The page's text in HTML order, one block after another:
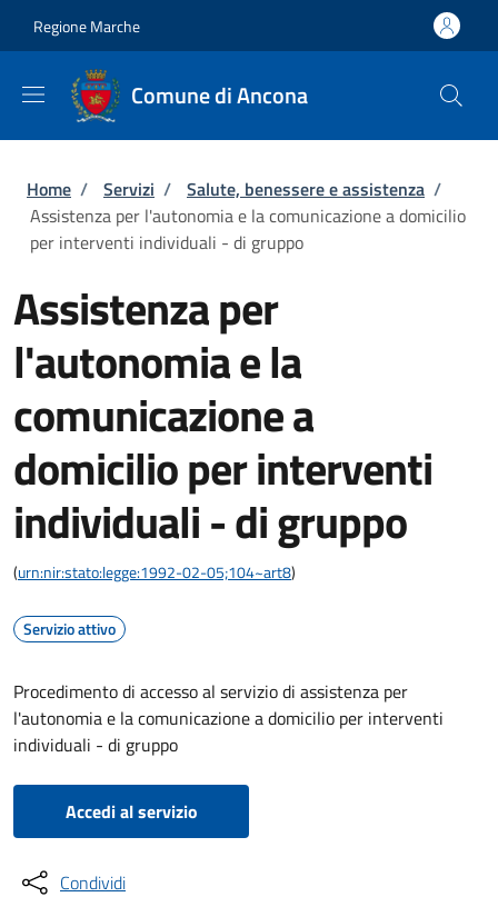
Regione Marche
Comune di Ancona
Briciole di pane
Home / Servizi / Salute, benessere e assistenza /
Assistenza per l'autonomia e la comunicazione a domicilio
per interventi individuali - di gruppo
Assistenza per
l'autonomia e la
comunicazione a
domicilio per interventi
individuali - di gruppo
(urn:nir:stato:legge:1992-02-05;104~art8)
Servizio attivo
Procedimento di accesso al servizio di assistenza per
l'autonomia e la comunicazione a domicilio per interventi
individuali - di gruppo
Accedi al servizio
Condividi